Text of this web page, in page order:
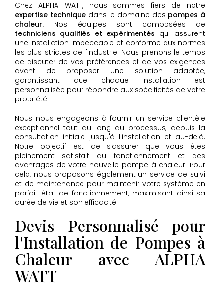
Chez ALPHA WATT, nous sommes fiers de notre
expertise technique dans le domaine des pompes à
chaleur. Nos équipes sont composées de
techniciens qualifiés et expérimentés qui assurent
une installation impeccable et conforme aux normes
les plus strictes de l'industrie. Nous prenons le temps
de discuter de vos préférences et de vos exigences
avant de proposer une solution adaptée,
garantissant que chaque installation est
personnalisée pour répondre aux spécificités de votre
propriété.
Nous nous engageons à fournir un service clientèle
exceptionnel tout au long du processus, depuis la
consultation initiale jusqu'à l'installation et au-delà.
Notre objectif est de s'assurer que vous êtes
pleinement satisfait du fonctionnement et des
avantages de votre nouvelle pompe à chaleur. Pour
cela, nous proposons également un service de suivi
et de maintenance pour maintenir votre système en
parfait état de fonctionnement, maximisant ainsi sa
durée de vie et son efficacité.
Devis Personnalisé pour
l'Installation de Pompes à
Chaleur avec ALPHA
WATT